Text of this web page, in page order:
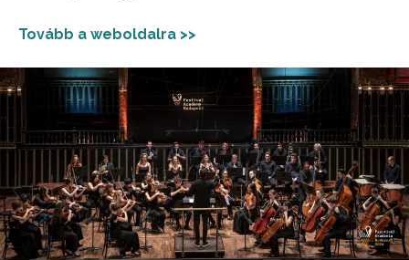
Tovább a weboldalra >>